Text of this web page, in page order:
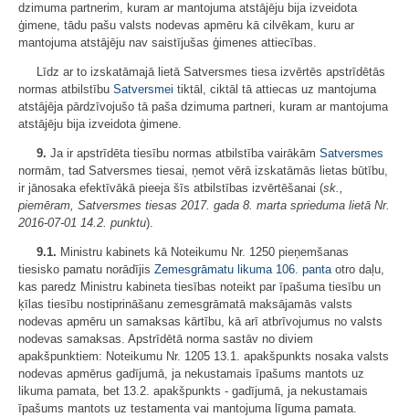
dzimuma partnerim, kuram ar mantojuma atstājēju bija izveidota
ģimene, tādu pašu valsts nodevas apmēru kā cilvēkam, kuru ar
mantojuma atstājēju nav saistījušas ģimenes attiecības.
Līdz ar to izskatāmajā lietā Satversmes tiesa izvērtēs apstrīdētās
normas atbilstību Satversmei tiktāl, ciktāl tā attiecas uz mantojuma
atstājēja pārdzīvojušo tā paša dzimuma partneri, kuram ar mantojuma
atstājēju bija izveidota ģimene.
9. Ja ir apstrīdēta tiesību normas atbilstība vairākām Satversmes
normām, tad Satversmes tiesai, ņemot vērā izskatāmās lietas būtību,
ir jānosaka efektīvākā pieeja šīs atbilstības izvērtēšanai (sk.,
piemēram, Satversmes tiesas 2017. gada 8. marta sprieduma lietā Nr.
2016‑07‑01 14.2. punktu).
9.1. Ministru kabinets kā Noteikumu Nr. 1250 pieņemšanas
tiesisko pamatu norādījis Zemesgrāmatu likuma 106. pantaotro daļu,
kas paredz Ministru kabineta tiesības noteikt par īpašuma tiesību un
ķīlas tiesību nostiprināšanu zemesgrāmatā maksājamās valsts
nodevas apmēru un samaksas kārtību, kā arī atbrīvojumus no valsts
nodevas samaksas. Apstrīdētā norma sastāv no diviem
apakšpunktiem: Noteikumu Nr. 1205 13.1. apakšpunkts nosaka valsts
nodevas apmērus gadījumā, ja nekustamais īpašums mantots uz
likuma pamata, bet 13.2. apakšpunkts - gadījumā, ja nekustamais
īpašums mantots uz testamenta vai mantojuma līguma pamata.